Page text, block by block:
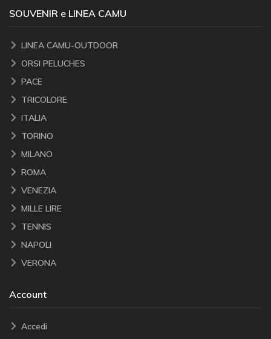
SOUVENIR e LINEA CAMU
LINEA CAMU-OUTDOOR
ORSI PELUCHES
PACE
TRICOLORE
ITALIA
TORINO
MILANO
ROMA
VENEZIA
MILLE LIRE
TENNIS
NAPOLI
VERONA
Account
Accedi